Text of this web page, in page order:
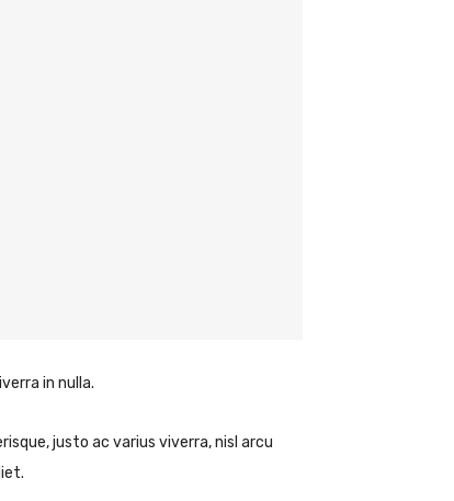
in nulla.
justo ac varius viverra, nisl arcu